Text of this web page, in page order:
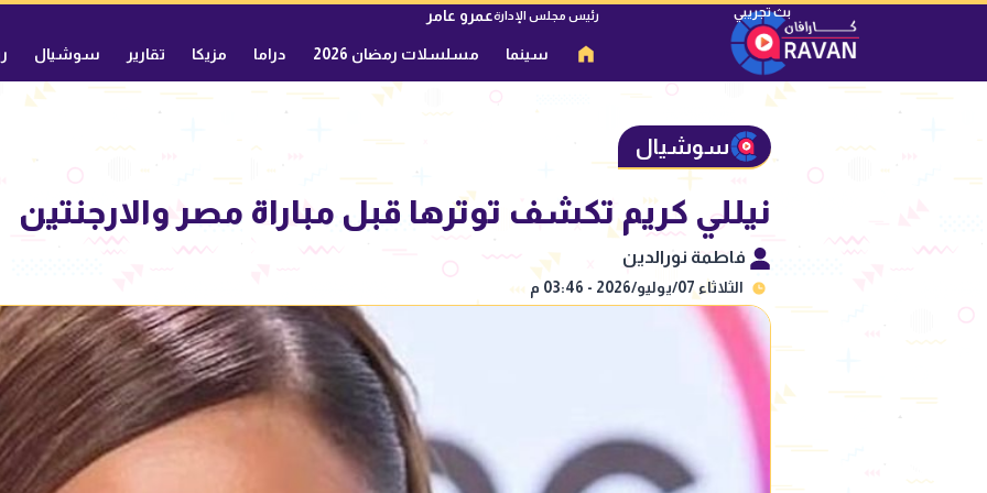
رئيس مجلس الإدارةعمرو عامر
سينما مسلسلات رمضان 2026 دراما مزيكا تقارير سوشيال
سوشيال
نيللي كريم تكشف توترها قبل مباراة مصر والارجنتين
فاطمة نورالدين
الثلاثاء 07/يوليو/2026 - 03:46 م